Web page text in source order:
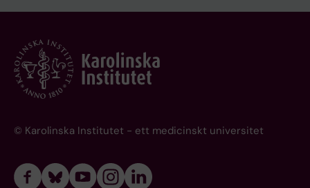
© Karolinska Institutet - ett medicinskt universitet